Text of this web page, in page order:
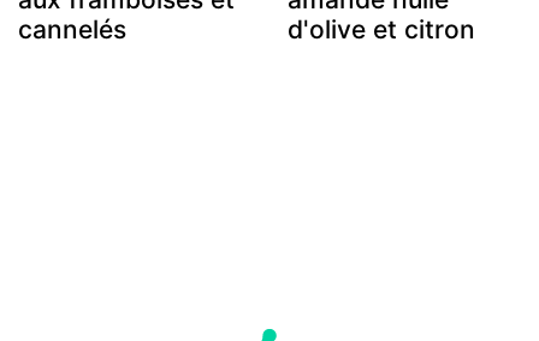
cannelés
d'olive et citron